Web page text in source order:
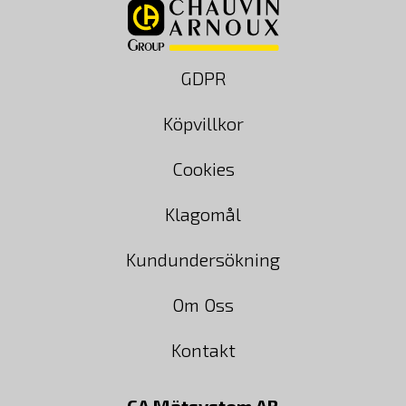
GDPR
Köpvillkor
Cookies
Klagomål
Kundundersökning
Om Oss
Kontakt